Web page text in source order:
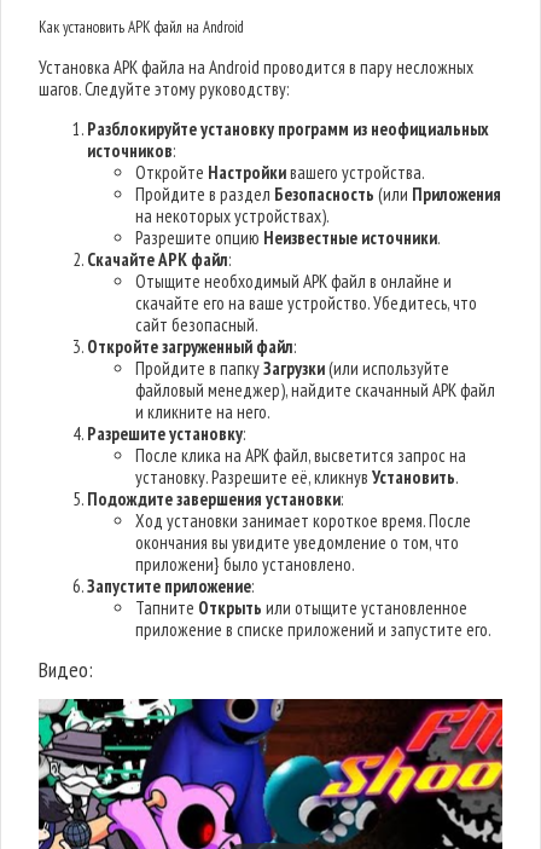
Как установить APK файл на Android
Установка APK файла на Android проводится в пару несложных
шагов. Следуйте этому руководству:
Разблокируйте установку программ из неофициальных
источников:
Откройте Настройкивашего устройства.
Пройдите в раздел Безопасность (или Приложения
на некоторых устройствах).
Разрешите опцию Неизвестные источники.
Скачайте APK файл:
Отыщите необходимый APK файл в онлайне и
скачайте его на ваше устройство. Убедитесь, что
сайт безопасный.
Откройте загруженный файл:
Пройдите в папкуЗагрузки(или используйте
файловый менеджер), найдите скачанный APK файл
и кликните на него.
Разрешите установку:
После клика на APK файл, высветится запрос на
установку. Разрешите её, кликнувУстановить.
Подождите завершения установки:
Ход установки занимает короткое время. После
окончания вы увидите уведомление о том, что
приложени} было установлено.
Запустите приложение:
Тапните Открыть или отыщите установленное
приложение в списке приложений и запустите его.
Видео: